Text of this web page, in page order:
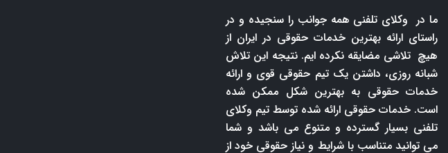
ما در وکلای تلفنی همه جوانب را سنجیده و در
راستای ارائه بهترین خدمات حقوقی در ایران از
هیچ تلاشی مضایقه نکرده ایم. نتیجه این تلاش
شبانه روزی، داشتن یک تیم حقوقی قوی و ارائه
خدمات حقوقی به بهترین شکل ممکن شده
است. خدمات حقوقی ارائه شده توسط تیم وکلای
تلفنی بسیار گسترده و متنوع می باشد و شما
می توانید متناسب با شرایط و نیاز حقوقی خود از